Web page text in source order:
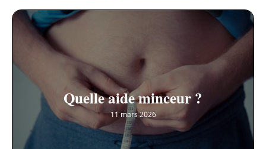
Quelle aide minceur ?
11 mars 2026